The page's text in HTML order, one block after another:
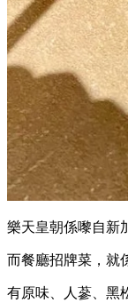
樂天皇朝係嚟自新
而餐廳招牌菜，就
有原味、人蔘、黑